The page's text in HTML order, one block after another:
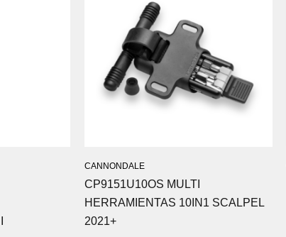
CANNONDALE
CP9151U10OS MULTI
HERRAMIENTAS 10IN1 SCALPEL
2021+